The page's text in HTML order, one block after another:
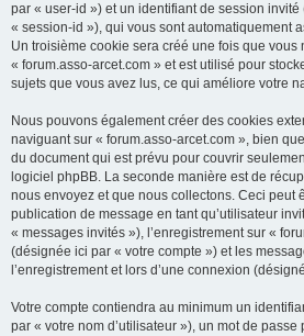
par « user-id ») et un identifiant de session
« session-id »), qui vous sont automatiquement
Un troisième cookie sera créé une fois que vous
« forum.asso-arcet.com » et est utilisé pour
sujets que vous avez lus, ce qui améliore votre
Nous pouvons également créer des cookies
naviguant sur « forum.asso-arcet.com », bien
du document qui est prévu pour couvrir
logiciel phpBB. La seconde manière est de
nous envoyez et que nous collectons. Ceci peut
publication de message en tant qu’utilisateur
« messages invités »), l’enregistrement sur «
(désignée ici par « votre compte ») et les
l’enregistrement et lors d’une connexion
Votre compte contiendra au minimum un
par « votre nom d’utilisateur »), un mot de